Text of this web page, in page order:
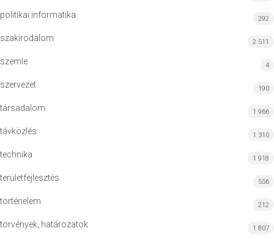
politikai informatika 292
szakirodalom 2 511
szemle 4
szervezet 190
társadalom 1 966
távközlés 1 310
technika 1 918
területfejlesztés 556
történelem 212
törvények, határozatok 1 807